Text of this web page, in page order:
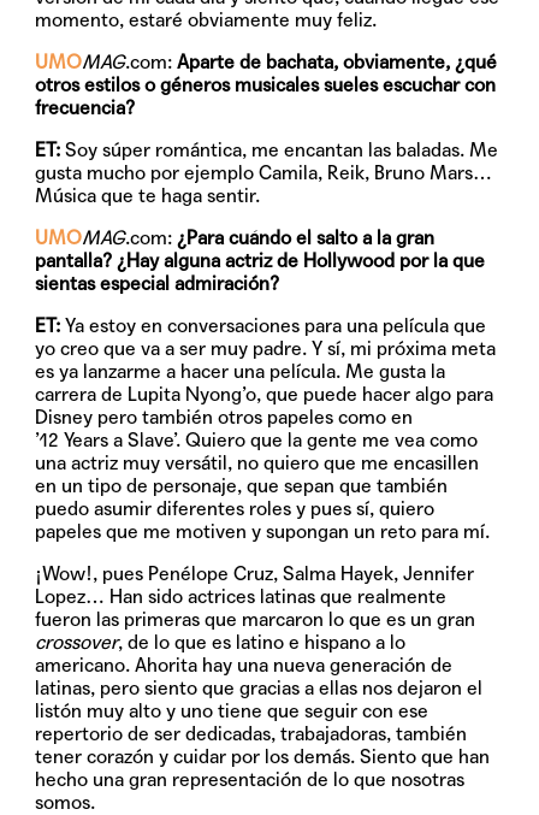
momento, estaré obviamente muy feliz.
UMOMAG.com: Aparte de bachata, obviamente, ¿qué
otros estilos o géneros musicales sueles escuchar con
frecuencia?
ET:Soy súper romántica, me encantan las baladas. Me
gusta mucho por ejemplo Camila, Reik, Bruno Mars…
Música que te haga sentir.
UMOMAG.com: ¿Para cuándo el salto a la gran
pantalla? ¿Hay alguna actriz de Hollywood por la que
sientas especial admiración?
ET:Ya estoy en conversaciones para una película que
yo creo que va a ser muy padre. Y sí, mi próxima meta
es ya lanzarme a hacer una película. Me gusta la
carrera de Lupita Nyong’o, que puede hacer algo para
Disney pero también otros papeles como en
’12 Years a Slave’. Quiero que la gente me vea como
una actriz muy versátil, no quiero que me encasillen
en un tipo de personaje, que sepan que también
puedo asumir diferentes roles y pues sí, quiero
papeles que me motiven y supongan un reto para mí.
¡Wow!, pues Penélope Cruz, Salma Hayek, Jennifer
Lopez… Han sido actrices latinas que realmente
fueron las primeras que marcaron lo que es un gran
crossover, de lo que es latino e hispano a lo
americano. Ahorita hay una nueva generación de
latinas, pero siento que gracias a ellas nos dejaron el
listón muy alto y uno tiene que seguir con ese
repertorio de ser dedicadas, trabajadoras, también
tener corazón y cuidar por los demás. Siento que han
hecho una gran representación de lo que nosotras
somos.